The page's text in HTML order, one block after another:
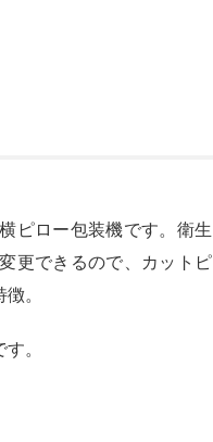
ピロー包装機です。衛生
更できるので、カットピ
。
。